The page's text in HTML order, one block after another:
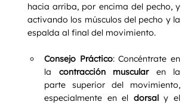
hacia arriba, por encima del pecho, y
activando los músculos del pecho y la
espalda al final del movimiento.
Consejo Práctico: Concéntrate en
la contracción muscular en la
parte superior del movimiento,
especialmente en el dorsal